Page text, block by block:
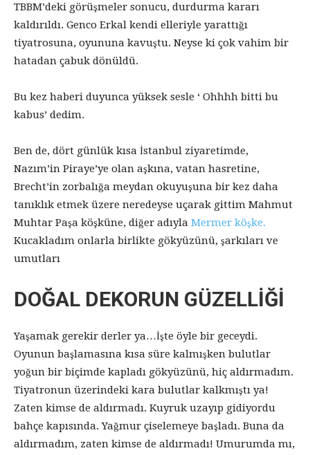
TBBM’deki görüşmeler sonucu, durdurma kararı
kaldırıldı. Genco Erkal kendi elleriyle yarattığı
tiyatrosuna, oyununa kavuştu. Neyse ki çok vahim bir
hatadan çabuk dönüldü.
Bu kez haberi duyunca yüksek sesle ‘ Ohhhh bitti bu
kabus’ dedim.
Ben de, dört günlük kısa İstanbul ziyaretimde,
Nazım’in Piraye’ye olan aşkına, vatan hasretine,
Brecht’in zorbalığa meydan okuyuşuna bir kez daha
tanıklık etmek üzere neredeyse uçarak gittim Mahmut
Muhtar Paşa köşküne, diğer adıyla Mermer köşke.
Kucakladım onlarla birlikte gökyüzünü, şarkıları ve
umutları
DOĞAL DEKORUN GÜZELLİĞİ
Yaşamak gerekir derler ya…İşte öyle bir geceydi.
Oyunun başlamasına kısa süre kalmışken bulutlar
yoğun bir biçimde kapladı gökyüzünü, hiç aldırmadım.
Tiyatronun üzerindeki kara bulutlar kalkmıştı ya!
Zaten kimse de aldırmadı. Kuyruk uzayıp gidiyordu
bahçe kapısında. Yağmur çiselemeye başladı. Buna da
aldırmadım, zaten kimse de aldırmadı! Umurumda mı,